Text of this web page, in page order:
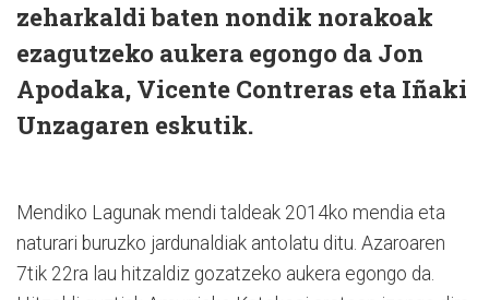
zeharkaldi baten nondik norakoak
ezagutzeko aukera egongo da Jon
Apodaka, Vicente Contreras eta Iñaki
Unzagaren eskutik.
Mendiko Lagunak mendi taldeak 2014ko mendia eta
naturari buruzko jardunaldiak antolatu ditu. Azaroaren
7tik 22ra lau hitzaldiz gozatzeko aukera egongo da.